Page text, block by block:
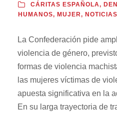
CÁRITAS ESPAÑOLA,
HUMANOS, MUJER, NOTICIAS
La Confederación pide
violencia de género,
formas de violencia
las mujeres víctimas de
apuesta significativa en la
En su larga trayectoria de